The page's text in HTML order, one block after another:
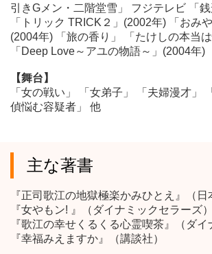
引きGメン・二階堂雪」 フジテレビ 「
「トリック TRICK２」(2002年) 「お
(2004年) 「旅の香り」 「たけしの本当
「Deep Love～アユの物語～」(2004年
【舞台】
「女の戦い」 「女弟子」 「夫婦漫才
偵悩む容疑者」 他
主な著書
『正司歌江の地獄極楽かみひとえ』（日
『女やもン! 』（ダイナミックセラーズ）
『歌江の幸せくるくる心霊喫茶』（ダイ
『幸福みえますか』（講談社）